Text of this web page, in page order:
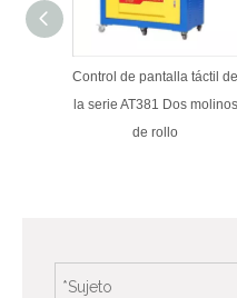
Control de pantalla táctil de
la serie AT381 Dos molinos
de rollo